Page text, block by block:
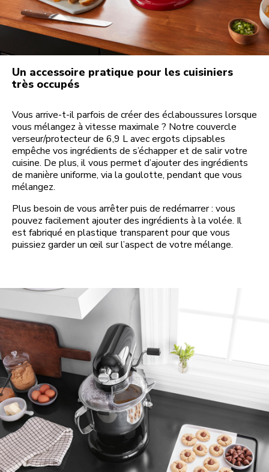
Un accessoire pratique pour les cuisiniers
très occupés
Vous arrive-t-il parfois de créer des éclaboussures lorsque
vous mélangez à vitesse maximale ? Notre couvercle
verseur/protecteur de 6,9 L avec ergots clipsables
empêche vos ingrédients de s’échapper et de salir votre
cuisine. De plus, il vous permet d’ajouter des ingrédients
de manière uniforme, via la goulotte, pendant que vous
mélangez.
Plus besoin de vous arrêter puis de redémarrer : vous
pouvez facilement ajouter des ingrédients à la volée. Il
est fabriqué en plastique transparent pour que vous
puissiez garder un œil sur l’aspect de votre mélange.